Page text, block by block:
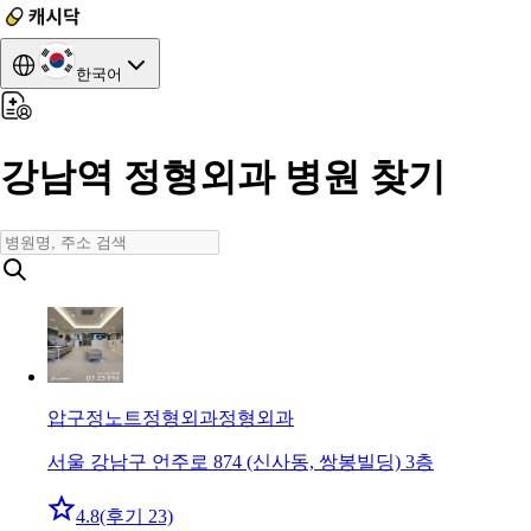
한국어
강남역 정형외과 병원 찾기
압구정노트정형외과정형외과
서울 강남구 언주로 874 (신사동, 쌍봉빌딩) 3층
4.8(후기 23)